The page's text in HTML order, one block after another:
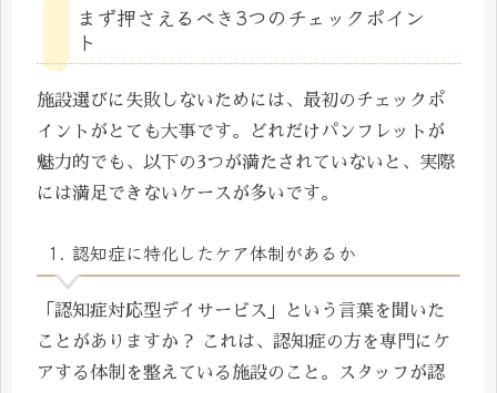
まず押さえるべき3つのチェックポイン
ト
施設選びに失敗しないためには、最初のチェックポ
イントがとても大事です。どれだけパンフレットが
魅力的でも、以下の3つが満たされていないと、実際
には満足できないケースが多いです。
1. 認知症に特化したケア体制があるか
「認知症対応型デイサービス」という言葉を聞いた
ことがありますか？ これは、認知症の方を専門にケ
アする体制を整えている施設のこと。スタッフが認